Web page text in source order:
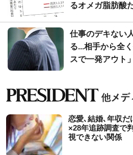
るオメガ脂肪酸
仕事のデキない
る...相手から全
スで一発アウト
恋愛､結婚､年収
×28年追跡調査で
視できない関係